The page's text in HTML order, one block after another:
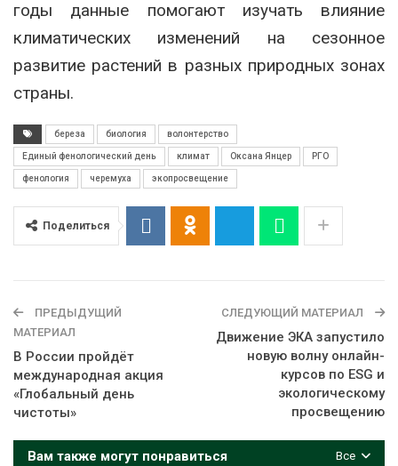
годы данные помогают изучать влияние
климатических изменений на сезонное
развитие растений в разных природных зонах
страны.
береза биология волонтерство
Единый фенологический день климат Оксана Янцер РГО
фенология черемуха экопросвещение
Поделиться
ПРЕДЫДУЩИЙ
МАТЕРИАЛ
В России пройдёт
международная акция
«Глобальный день
чистоты»
СЛЕДУЮЩИЙ МАТЕРИАЛ
Движение ЭКА запустило
новую волну онлайн-
курсов по ESG и
экологическому
просвещению
Все
Вам также могут понравиться